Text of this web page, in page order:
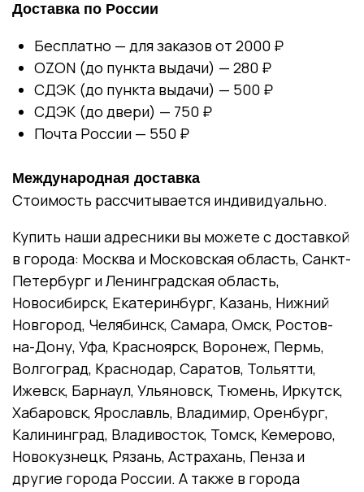
Доставка по России
Бесплатно — для заказов от 2000 ₽
OZON (до пункта выдачи) — 280 ₽
СДЭК (до пункта выдачи) — 500 ₽
СДЭК (до двери) — 750 ₽
Почта России — 550 ₽
Международная доставка
Стоимость рассчитывается индивидуально.
Купить наши адресники вы можете с доставкой
в города: Москва и Московская область, Санкт-
Петербург и Ленинградская область,
Новосибирск, Екатеринбург, Казань, Нижний
Новгород, Челябинск, Самара, Омск, Ростов-
на-Дону, Уфа, Красноярск, Воронеж, Пермь,
Волгоград, Краснодар, Саратов, Тольятти,
Ижевск, Барнаул, Ульяновск, Тюмень, Иркутск,
Хабаровск, Ярославль, Владимир, Оренбург,
Калининград, Владивосток, Томск, Кемерово,
Новокузнецк, Рязань, Астрахань, Пенза и
другие города России. А также в города